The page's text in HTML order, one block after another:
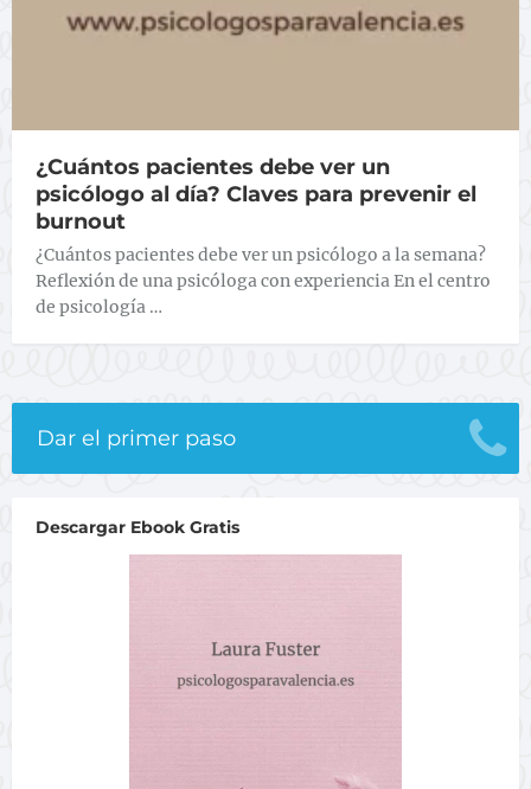
¿Cuántos pacientes debe ver un
psicólogo al día? Claves para prevenir el
burnout
¿Cuántos pacientes debe ver un psicólogo a la semana?
Reflexión de una psicóloga con experiencia En el centro
de psicología …
Dar el primer paso
Descargar Ebook Gratis